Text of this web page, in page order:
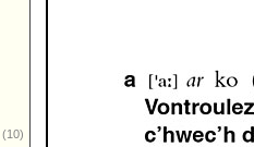
(10)